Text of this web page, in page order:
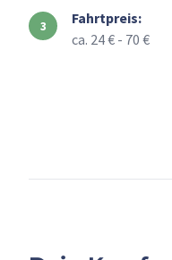
Fahrtpreis:
ca. 24 € - 70 €